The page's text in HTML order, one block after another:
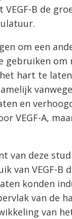
B de
om een
gebruiken om
hart te
en
VEGF-A,
van deze
van VEGF-B
konden
van de
van